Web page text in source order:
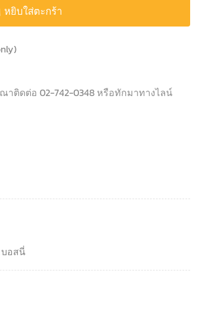
หยิบใส่ตะกร้า
ติดต่อ 02-742-0348 หรือทักมาทางไลน์
บอสนี่